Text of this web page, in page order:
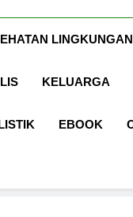
LINGKUNGAN
KELUARGA
EBOOK